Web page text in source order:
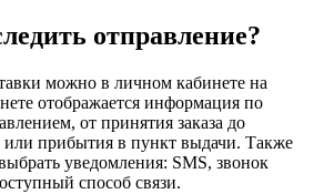
отправление?
можно в личном кабинете на
отображается информация по
от принятия заказа до
или прибытия в пункт выдачи. Также
уведомления: SMS, звонок
способ связи.